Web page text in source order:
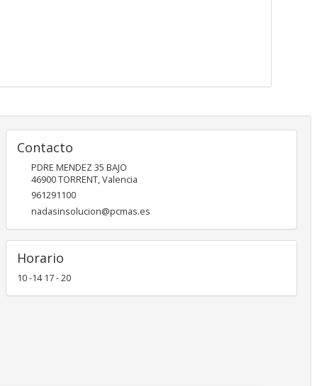
Contacto
PDRE MENDEZ 35 BAJO
46900TORRENT,Valencia
961291100
nadasinsolucion@pcmas.es
Horario
10 -14 17 - 20